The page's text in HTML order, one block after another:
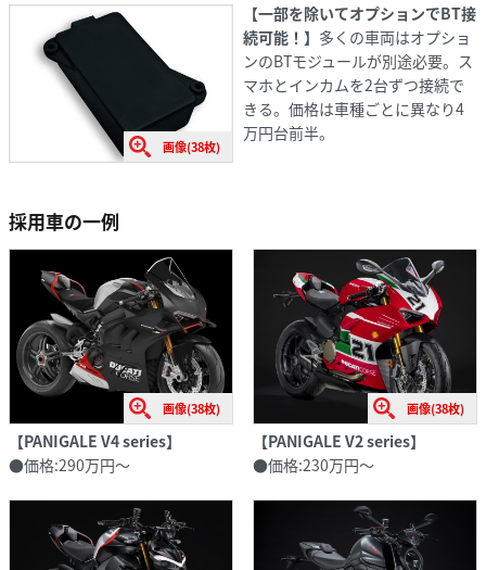
画像(38枚)
【一部を除いてオプションでBT接
続可能！】 多くの車両はオプショ
ンのBTモジュールが別途必要。ス
マホとインカムを2台ずつ接続で
きる。価格は車種ごとに異なり4
万円台前半。
採用車の一例
画像(38枚)
【PANIGALE V4 series】
●価格:290万円〜
画像(38枚)
【PANIGALE V2 series】
●価格:230万円〜